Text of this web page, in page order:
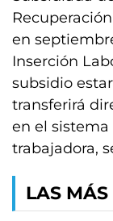
en
Inserción
subsidio
transferirá
en el
trabajadora,
LAS